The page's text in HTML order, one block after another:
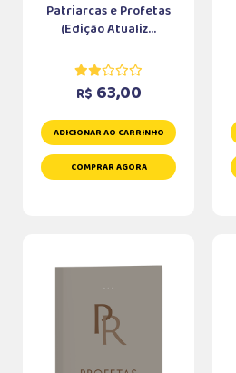
Patriarcas e Profetas
(Edição Atualiz...
R$ 63,00
ADICIONAR AO CARRINHO
COMPRAR AGORA